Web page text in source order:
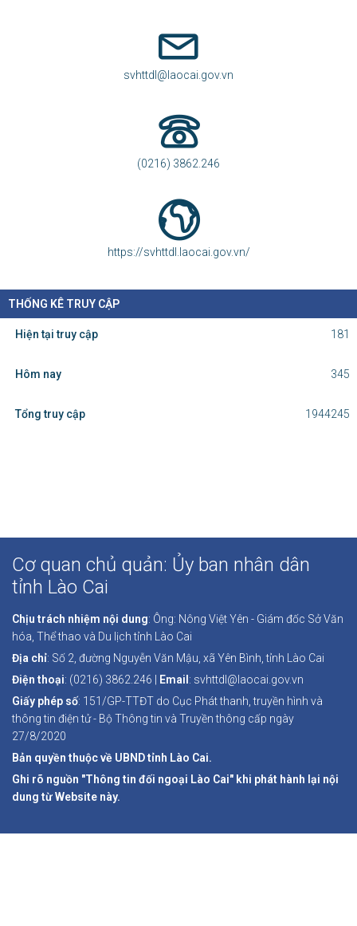
svhttdl@laocai.gov.vn
(0216) 3862.246
https://svhttdl.laocai.gov.vn/
THỐNG KÊ TRUY CẬP
Hiện tại truy cập 181
Hôm nay 345
Tổng truy cập 1944245
Cơ quan chủ quản: Ủy ban nhân dân
tỉnh Lào Cai
Chịu trách nhiệm nội dung: Ông: Nông Việt Yên - Giám đốc Sở Văn
hóa, Thể thao và Du lịch tỉnh Lào Cai
Địa chỉ: Số 2, đường Nguyễn Văn Mậu, xã Yên Bình, tỉnh Lào Cai
Điện thoại: (0216) 3862.246 | Email : svhttdl@laocai.gov.vn
Giấy phép số: 151/GP-TTĐT do Cục Phát thanh, truyền hình và
thông tin điện tử - Bộ Thông tin và Truyền thông cấp ngày
27/8/2020
Bản quyền thuộc về UBND tỉnh Lào Cai.
Ghi rõ nguồn "Thông tin đối ngoại Lào Cai" khi phát hành lại nội
dung từ Website này.